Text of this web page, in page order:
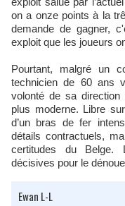
on a onze points à la
demande de gagner,
exploit que les joueurs
Pourtant, malgré un
technicien de 60 ans
volonté de sa direction
plus moderne. Libre
d’un bras de fer
détails contractuels,
certitudes du Belge.
décisives pour le
Ewan L-L